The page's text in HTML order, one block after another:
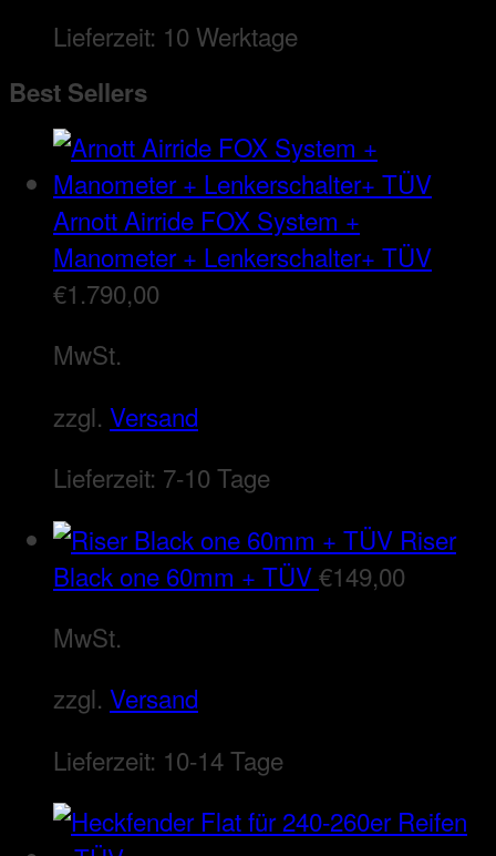
Lieferzeit: 10 Werktage
Best Sellers
Arnott Airride FOX System +
Manometer + Lenkerschalter+ TÜV
€1.790,00
MwSt.
zzgl. Versand
Lieferzeit: 7-10 Tage
Riser
Black one 60mm + TÜV€149,00
MwSt.
zzgl. Versand
Lieferzeit: 10-14 Tage